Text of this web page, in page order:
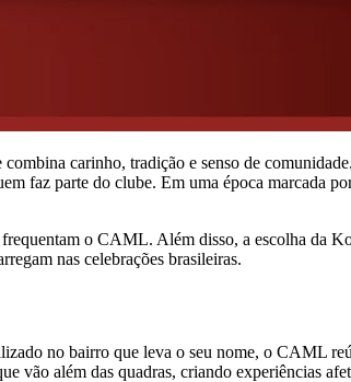
carinho, tradição e senso de
faz parte do clube. Em uma época marcada
o CAML. Além disso, a escolha da
nas celebrações brasileiras.
no bairro que leva o seu nome, o CAML
vão além das quadras, criando experiências